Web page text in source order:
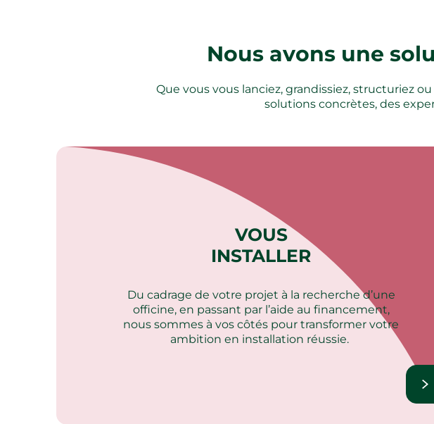
Nous avons une
Que vous vous lanciez, grandissiez, structuriez
solutions concrètes, des
VOUS
INSTALLER
Du cadrage de votre projet à la recherche d’une
officine, en passant par l’aide au financement,
nous sommes à vos côtés pour transformer votre
ambition en installation réussie. ​